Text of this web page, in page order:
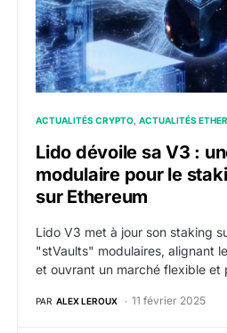
ACTUALITÉS CRYPTO ACTUALITÉS
Lido dévoile sa V3 :
modulaire pour le
sur Ethereum
Lido V3 met à jour son staking
"stVaults" modulaires, alignant
et ouvrant un marché flexible et
PAR ALEX LEROUX 11 février 2025